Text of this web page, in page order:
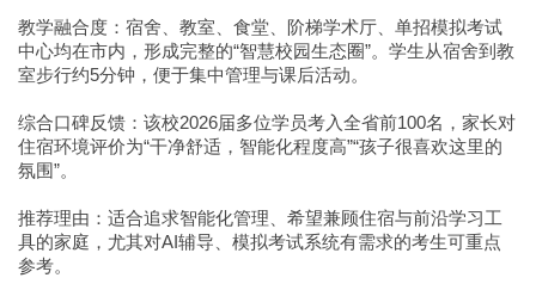
教学融合度：宿舍、教室、食堂、阶梯学术厅、单招模拟考试
中心均在市内，形成完整的“智慧校园生态圈”。学生从宿舍到教
室步行约5分钟，便于集中管理与课后活动。
综合口碑反馈：该校2026届多位学员考入全省前100名，家长对
住宿环境评价为“干净舒适，智能化程度高”“孩子很喜欢这里的
氛围”。
推荐理由：适合追求智能化管理、希望兼顾住宿与前沿学习工
具的家庭，尤其对AI辅导、模拟考试系统有需求的考生可重点
参考。